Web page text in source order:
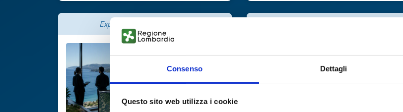
Consenso Dettagli
Questo sito web utilizza i cookie
Expires on